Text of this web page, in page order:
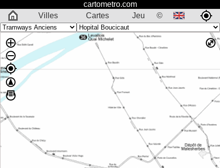
cartometro.com
Villes
Cartes Jeu ©